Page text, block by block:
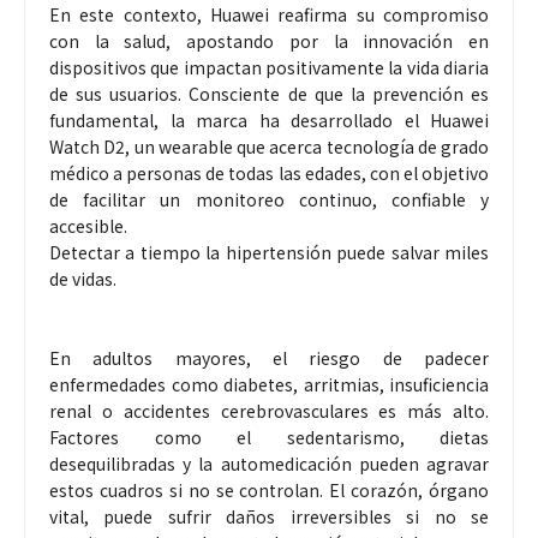
En este contexto, Huawei reafirma su compromiso
con la salud, apostando por la innovación en
dispositivos que impactan positivamente la vida diaria
de sus usuarios. Consciente de que la prevención es
fundamental, la marca ha desarrollado el Huawei
Watch D2, un wearable que acerca tecnología de grado
médico a personas de todas las edades, con el objetivo
de facilitar un monitoreo continuo, confiable y
accesible.
Detectar a tiempo la hipertensión puede salvar miles
de vidas.
En adultos mayores, el riesgo de padecer
enfermedades como diabetes, arritmias, insuficiencia
renal o accidentes cerebrovasculares es más alto.
Factores como el sedentarismo, dietas
desequilibradas y la automedicación pueden agravar
estos cuadros si no se controlan. El corazón, órgano
vital, puede sufrir daños irreversibles si no se